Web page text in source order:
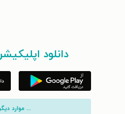
دانلود
... موارد